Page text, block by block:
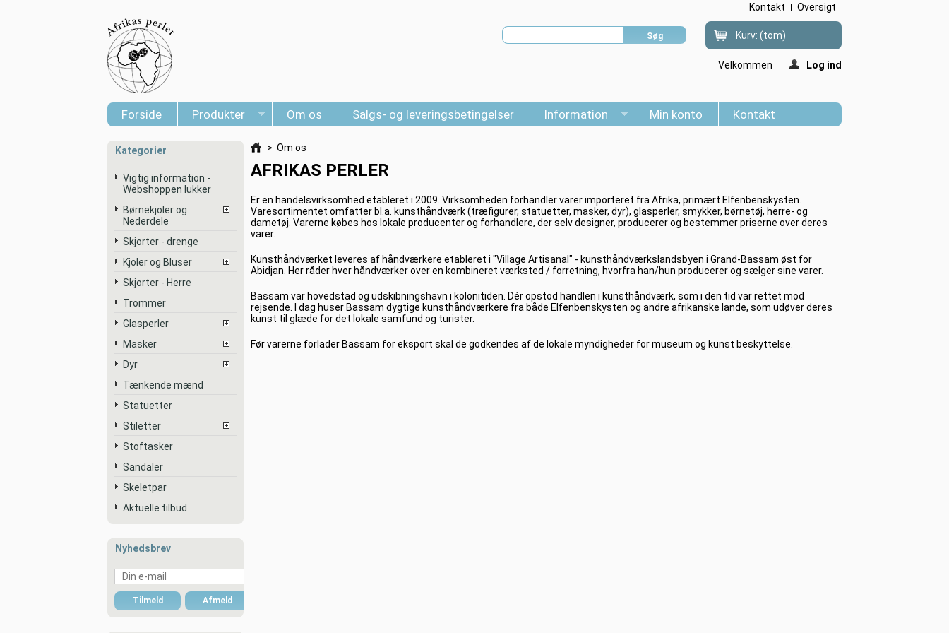
Kontakt Oversigt
Kurv: (tom)
Velkommen Log ind
Forside Produkter Om os Salgs- og leveringsbetingelser Information Min konto Kontakt
Kategorier
Vigtig information -
Webshoppen lukker
Børnekjoler og
Nederdele
Skjorter - drenge
Kjoler og Bluser
Skjorter - Herre
Trommer
Glasperler
Masker
Dyr
Tænkende mænd
Statuetter
Stiletter
Stoftasker
Sandaler
Skeletpar
Aktuelle tilbud
Nyhedsbrev
> Om os
AFRIKAS PERLER
Er en handelsvirksomhed etableret i 2009. Virksomheden forhandler varer importeret fra Afrika, primært Elfenbenskysten.
Varesortimentet omfatter bl.a. kunsthåndværk (træfigurer, statuetter, masker, dyr), glasperler, smykker, børnetøj, herre- og
dametøj. Varerne købes hos lokale producenter og forhandlere, der selv designer, producerer og bestemmer priserne over deres
varer.
Kunsthåndværket leveres af håndværkere etableret i "Village Artisanal" - kunsthåndværkslandsbyen i Grand-Bassam øst for
Abidjan. Her råder hver håndværker over en kombineret værksted / forretning, hvorfra han/hun producerer og sælger sine varer.
Bassam var hovedstad og udskibningshavn i kolonitiden. Dér opstod handlen i kunsthåndværk, som i den tid var rettet mod
rejsende. I dag huser Bassam dygtige kunsthåndværkere fra både Elfenbenskysten og andre afrikanske lande, som udøver deres
kunst til glæde for det lokale samfund og turister.
Før varerne forlader Bassam for eksport skal de godkendes af de lokale myndigheder for museum og kunst beskyttelse.